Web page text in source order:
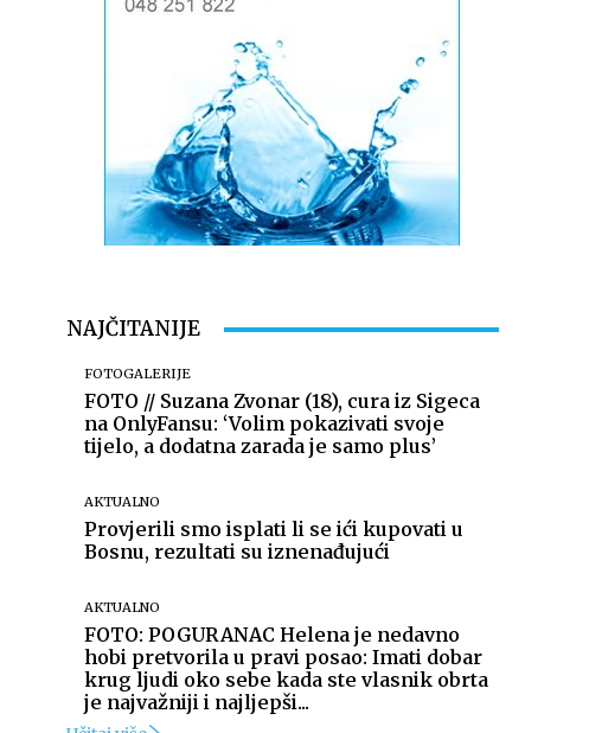
NAJČITANIJE
FOTOGALERIJE
FOTO // Suzana Zvonar (18), cura iz Sigeca
na OnlyFansu: ‘Volim pokazivati svoje
tijelo, a dodatna zarada je samo plus’
AKTUALNO
Provjerili smo isplati li se ići kupovati u
Bosnu, rezultati su iznenađujući
AKTUALNO
FOTO: POGURANAC Helena je nedavno
hobi pretvorila u pravi posao: Imati dobar
krug ljudi oko sebe kada ste vlasnik obrta
je najvažniji i najljepši...